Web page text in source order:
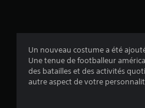
Un nouveau costume a été
Une tenue de footballeur
des batailles et des activités
autre aspect de votre